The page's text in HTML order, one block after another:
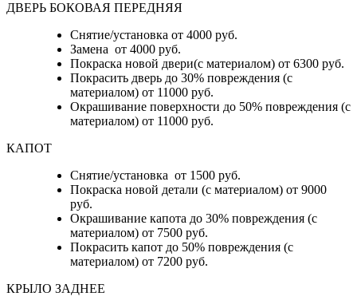
ДВЕРЬ БОКОВАЯ ПЕРЕДНЯЯ
Снятие/установка от 4000 руб.
Замена от 4000 руб.
Покраска новой двери(с материалом) от 6300 руб.
Покрасить дверь до 30% повреждения (с
материалом) от 11000 руб.
Окрашивание поверхности до 50% повреждения (с
материалом) от 11000 руб.
КАПОТ
Снятие/установка от 1500 руб.
Покраска новой детали (с материалом) от 9000
руб.
Окрашивание капота до 30% повреждения (с
материалом) от 7500 руб.
Покрасить капот до 50% повреждения (с
материалом) от 7200 руб.
КРЫЛО ЗАДНЕЕ